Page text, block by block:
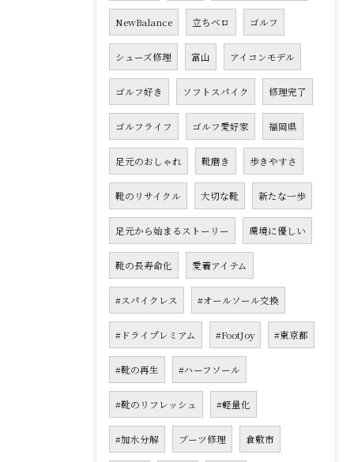
NewBalance 立ちベロ ゴルフ
シューズ修理 富山 アイコンモデル
ゴルフ好き ソフトスパイク 修理完了
ゴルフライフ ゴルフ愛好家 福岡県
足元のおしゃれ 靴磨き 歩きやすさ
靴のリサイクル 大切な靴 新たな一歩
足元から始まるストーリー 環境に優しい
靴の長寿命化 愛着アイテム
#スパイクレス #オールソール交換
#ドライプレミアム #FootJoy #東京都
#靴の再生 #ハーフソール
#靴のリフレッシュ #軽量化
#加水分解 ブーツ修理 倉敷市